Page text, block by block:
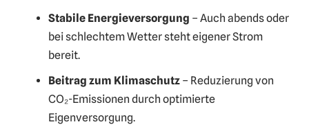
Stabile Energieversorgung – Auch abends oder
bei schlechtem Wetter steht eigener Strom
bereit.
Beitrag zum Klimaschutz – Reduzierung von
CO₂-Emissionen durch optimierte
Eigenversorgung.